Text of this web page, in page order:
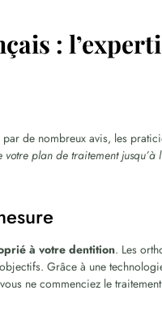
:
de nombreux avis, les
plan de traitement jusqu’à
à votre dentition. Les
Grâce à une
ne commenciez le